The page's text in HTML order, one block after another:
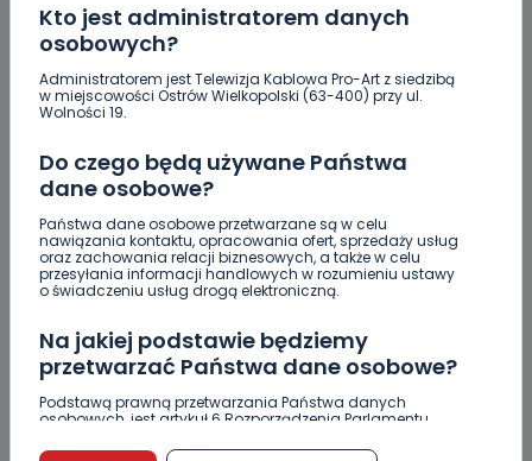
Kto jest administratorem danych
osobowych?
Administratorem jest Telewizja Kablowa Pro-Art z siedzibą
w miejscowości Ostrów Wielkopolski (63-400) przy ul.
Wolności 19.
Do czego będą używane Państwa
dane osobowe?
Państwa dane osobowe przetwarzane są w celu
nawiązania kontaktu, opracowania ofert, sprzedaży usług
oraz zachowania relacji biznesowych, a także w celu
przesyłania informacji handlowych w rozumieniu ustawy
o świadczeniu usług drogą elektroniczną.
Na jakiej podstawie będziemy
przetwarzać Państwa dane osobowe?
Podstawą prawną przetwarzania Państwa danych
osobowych, jest artykuł 6 Rozporządzenia Parlamentu
r. w sprawie ochrony osób fizycznych w związku z
Klindt,Nowacki i Pedersen… Tylko ta trójka zawodników
niestety 2 liga to max dla nich.
P Polsilver
jeden obcokrajowiec z górnej półki ma być. Pozdrawiam
kibiców